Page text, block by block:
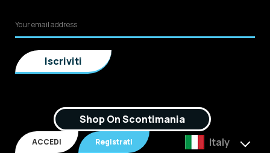
Shop On Scontimania
ACCEDI Registrati Italy